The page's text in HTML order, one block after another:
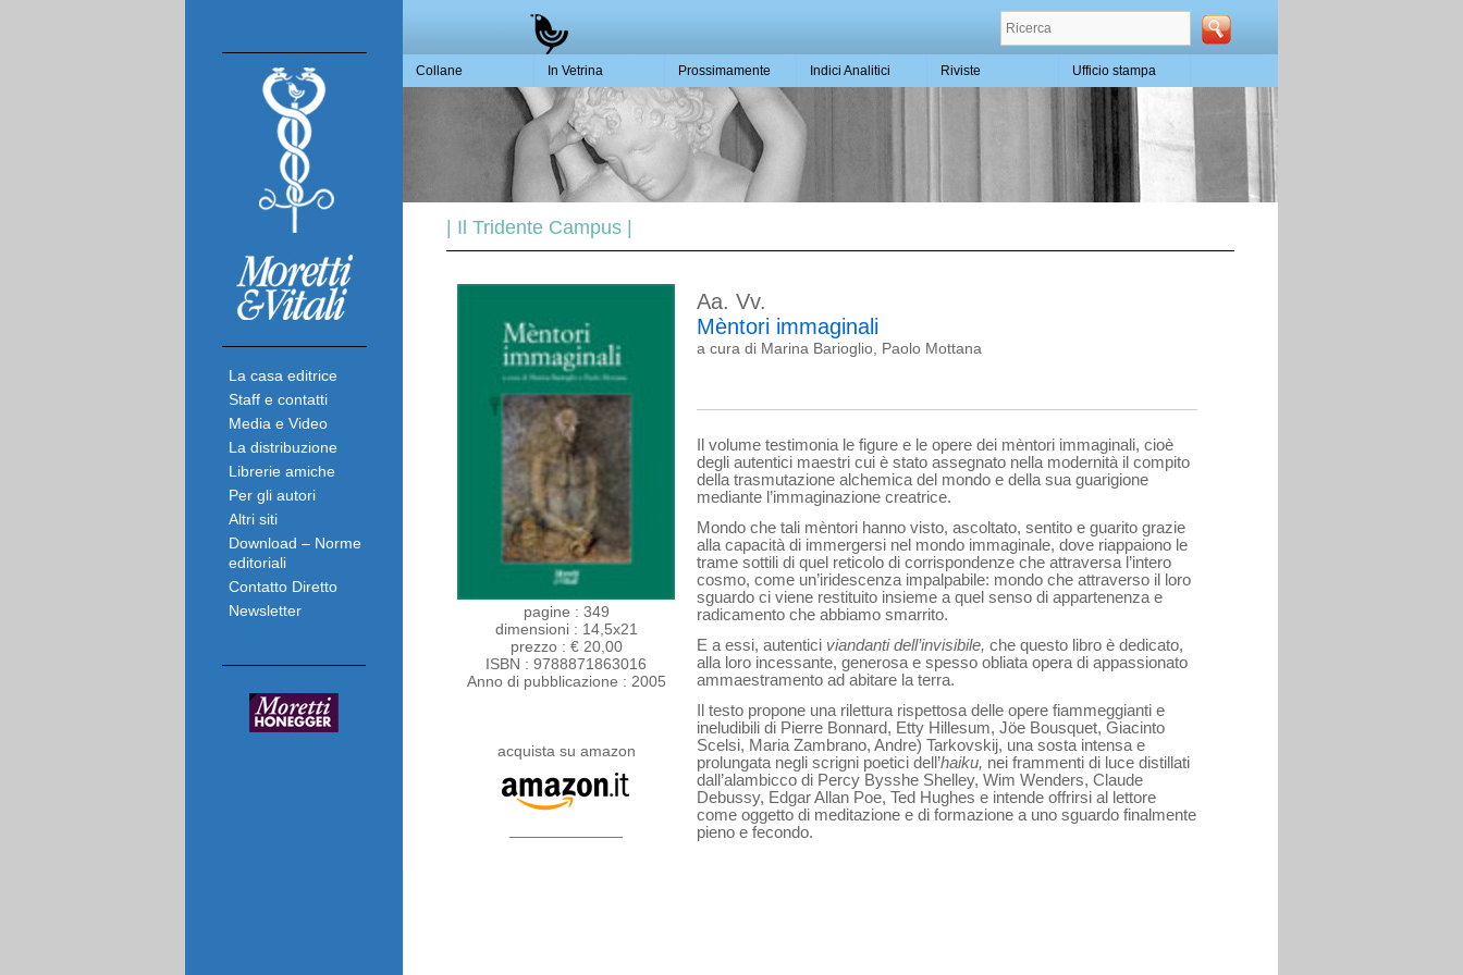
La casa editrice
Staff e contatti
Media e Video
La distribuzione
Librerie amiche
Per gli autori
Altri siti
Download – Norme
editoriali
Contatto Diretto
Newsletter
Collane In Vetrina Prossimamente Indici Analitici Riviste Ufficio stampa
| Il Tridente Campus |
pagine : 349
dimensioni : 14,5x21
prezzo : € 20,00
ISBN : 9788871863016
Anno di pubblicazione : 2005
acquista su amazon
Aa. Vv.
Mèntori immaginali
a cura di Marina Barioglio, Paolo Mottana
Il volume testimonia le figure e le opere dei mèntori immaginali, cioè
degli auten­tici maestri cui è stato assegnato nella modernità il compito
della trasmutazione alchemica del mondo e della sua guarigio­ne
mediante l’immaginazione creatrice.
Mondo che tali mèntori hanno visto, ascoltato, sentito e guarito grazie
alla capacità di immergersi nel mondo imma­ginale, dove riappaiono le
trame sottili di quel reticolo di corrispondenze che attra­versa l’intero
cosmo, come un’iridescen­za impalpabile: mondo che attraverso il loro
sguardo ci viene restituito insieme a quel senso di appartenenza e
radicamen­to che abbiamo smarrito.
E a essi, autentici viandanti dell’invisi­bile, che questo libro è dedicato,
alla loro incessante, generosa e spesso obliata opera di appassionato
ammaestramento ad abitare la terra.
Il testo propone una rilettura rispetto­sa delle opere fiammeggianti e
ineludibili di Pierre Bonnard, Etty Hillesum, Jöe Bousquet, Giacinto
Scelsi, Maria Zambrano, Andre) Tarkovskij, una sosta in­tensa e
prolungata negli scrigni poetici dell’haiku, nei frammenti di luce distillati
dall’alambicco di Percy Bysshe Shelley, Wim Wenders, Claude
Debussy, Edgar Allan Poe, Ted Hughes e intende offrirsi al lettore
come oggetto di meditazione e di formazione a uno sguardo finalmente
pieno e fecondo.